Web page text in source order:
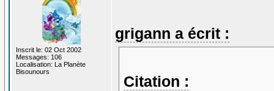
Inscrit le: 02 Oct 2002
Messages: 106
Localisation: La Planète
Bisounours
grigann a écrit :
Citation :